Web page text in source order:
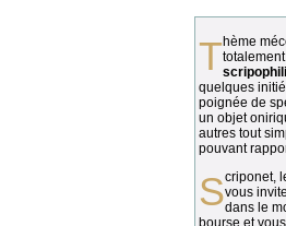
Thème méconnu des collectionneurs et
quelques
poignée de
un objet
autres tout
pouvant
vous
dans le
bourse et